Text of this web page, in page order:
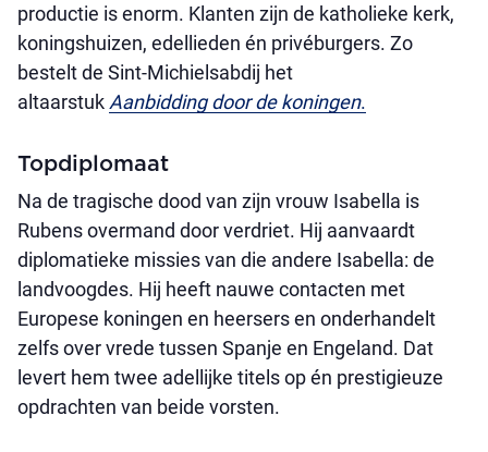
productie is enorm. Klanten zijn de katholieke kerk,
koningshuizen, edellieden én privéburgers. Zo
bestelt de Sint-Michielsabdij het
altaarstuk Aanbidding door de koningen.
Topdiplomaat
Na de tragische dood van zijn vrouw Isabella is
Rubens overmand door verdriet. Hij aanvaardt
diplomatieke missies van die andere Isabella: de
landvoogdes. Hij heeft nauwe contacten met
Europese koningen en heersers en onderhandelt
zelfs over vrede tussen Spanje en Engeland. Dat
levert hem twee adellijke titels op én prestigieuze
opdrachten van beide vorsten.